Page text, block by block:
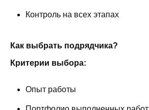
Контроль на всех этапах
Как выбрать подрядчика?
Критерии выбора:
Опыт работы